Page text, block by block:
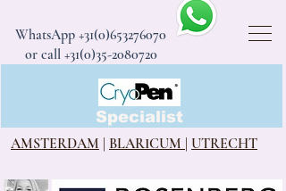
WhatsApp +31(0)653276070
or call +31(0)35-2080720
CryoPen®
Specialist
AMSTERDAM
BLARICUM UTRECHT